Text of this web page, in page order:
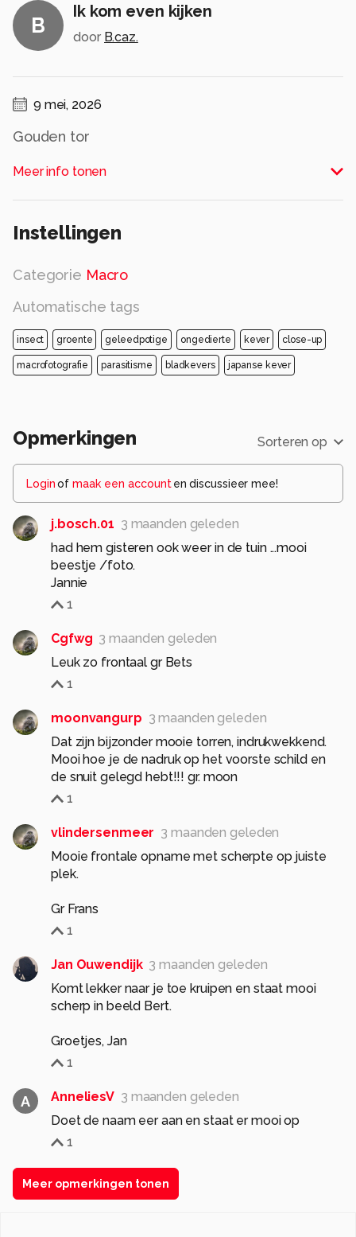
B
Ik kom even kijken
door B.caz.
9 mei, 2026
Gouden tor
Meer info tonen
Instellingen
Categorie Macro
Automatische tags
insect groente geleedpotige ongedierte kever close-up
macrofotografie parasitisme bladkevers japanse kever
Opmerkingen Sorteren op
Loginof maak een account en discussieer mee!
j.bosch.01 3 maanden geleden
had hem gisteren ook weer in de tuin ...mooi
beestje /foto.
Jannie
1
Cgfwg 3 maanden geleden
Leuk zo frontaal gr Bets
1
moonvangurp 3 maanden geleden
Dat zijn bijzonder mooie torren, indrukwekkend.
Mooi hoe je de nadruk op het voorste schild en
de snuit gelegd hebt!!! gr. moon
1
vlindersenmeer 3 maanden geleden
Mooie frontale opname met scherpte op juiste
plek.
Gr Frans
1
Jan Ouwendijk 3 maanden geleden
Komt lekker naar je toe kruipen en staat mooi
scherp in beeld Bert.
Groetjes, Jan
1
A AnneliesV 3 maanden geleden
Doet de naam eer aan en staat er mooi op
1
Meer opmerkingen tonen